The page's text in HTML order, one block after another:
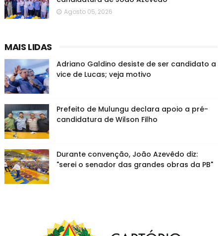
Agosto 05, 2026
MAIS LIDAS
Adriano Galdino desiste de ser candidato a
vice de Lucas; veja motivo
Prefeito de Mulungu declara apoio a pré-
candidatura de Wilson Filho
Durante convenção, João Azevêdo diz:
"serei o senador das grandes obras da PB"